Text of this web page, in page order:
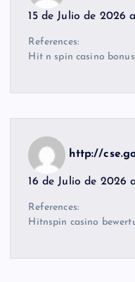
15 de Julio de 2026
References:
Hit n spin casino bonus
http://
16 de Julio de 2026
References:
Hitnspin casino